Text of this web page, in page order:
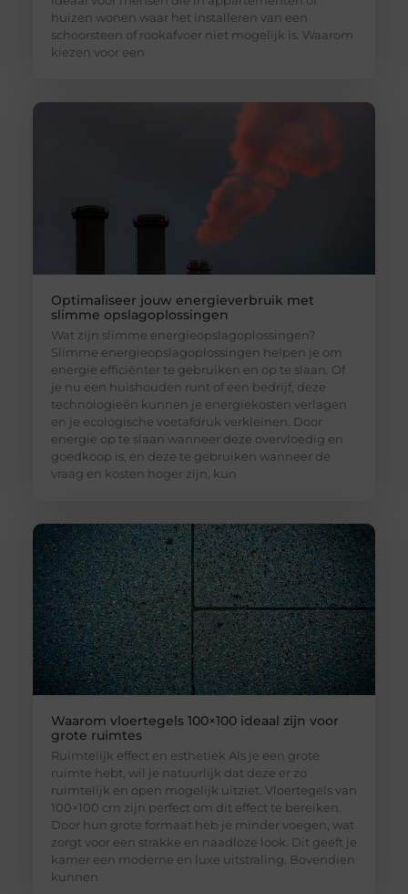
huizen wonen waar het installeren van een
schoorsteen of rookafvoer niet mogelijk is. Waarom
kiezen voor een
Optimaliseer jouw energieverbruik met
slimme opslagoplossingen
Wat zijn slimme energieopslagoplossingen?
Slimme energieopslagoplossingen helpen je om
energie efficiënter te gebruiken en op te slaan. Of
je nu een huishouden runt of een bedrijf, deze
technologieën kunnen je energiekosten verlagen
en je ecologische voetafdruk verkleinen. Door
energie op te slaan wanneer deze overvloedig en
goedkoop is, en deze te gebruiken wanneer de
vraag en kosten hoger zijn, kun
Waarom vloertegels 100×100 ideaal zijn voor
grote ruimtes
Ruimtelijk effect en esthetiek Als je een grote
ruimte hebt, wil je natuurlijk dat deze er zo
ruimtelijk en open mogelijk uitziet. Vloertegels van
100×100 cm zijn perfect om dit effect te bereiken.
Door hun grote formaat heb je minder voegen, wat
zorgt voor een strakke en naadloze look. Dit geeft je
kamer een moderne en luxe uitstraling. Bovendien
kunnen